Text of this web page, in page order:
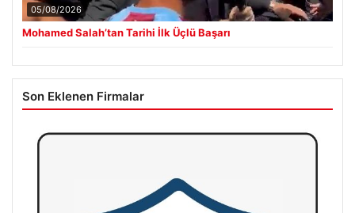
05/08/2026
Mohamed Salah’tan Tarihi İlk Üçlü Başarı
Son Eklenen Firmalar